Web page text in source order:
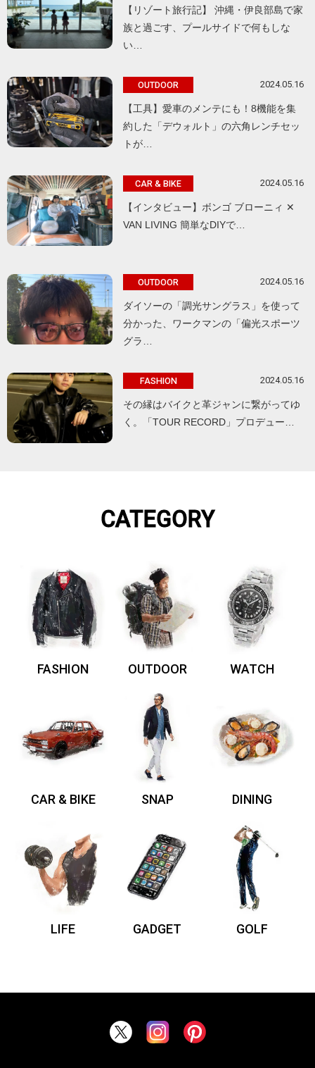
【リゾート旅行記】 沖縄・伊良部島で家
族と過ごす、プールサイドで何もしな
い…
OUTDOOR 2024.05.16
【工具】愛車のメンテにも！8機能を集
約した「デウォルト」の六角レンチセッ
トが…
CAR & BIKE 2024.05.16
【インタビュー】ボンゴ ブローニィ ✕
VAN LIVING 簡単なDIYで…
OUTDOOR 2024.05.16
ダイソーの「調光サングラス」を使って
分かった、ワークマンの「偏光スポーツ
グラ…
FASHION 2024.05.16
その縁はバイクと革ジャンに繋がってゆ
く。「TOUR RECORD」プロデュー…
CATEGORY
FASHION OUTDOOR WATCH
CAR & BIKE SNAP DINING
LIFE GADGET GOLF